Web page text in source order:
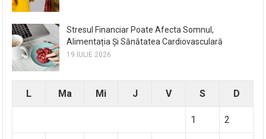
Stresul Financiar Poate Afecta Somnul,
Alimentația Și Sănătatea Cardiovasculară
19 IULIE 2026
L Ma Mi J V S D
1 2